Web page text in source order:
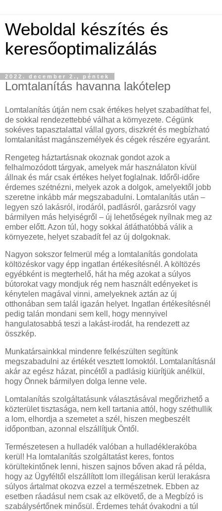
Weboldal készítés és
keresőoptimalizálás
2022. december 2., péntek
Lomtalanítás havanna lakótelep
Lomtalanítás útján nem csak értékes helyet szabadíthat fel,
de sokkal rendezettebbé válhat a környezete. Cégünk
sokéves tapasztalattal vállal gyors, diszkrét és megbízható
lomtalanítást magánszemélyek és cégek részére egyaránt.
Rengeteg háztartásnak okoznak gondot azok a
felhalmozódott tárgyak, amelyek már használaton kívül
állnak és már csak értékes helyet foglalnak. Időről-időre
érdemes szétnézni, melyek azok a dolgok, amelyektől jobb
szeretne inkább már megszabadulni. Lomtalanítás után –
legyen szó lakásról, irodáról, padlásról, garázsról vagy
bármilyen más helyiségről – új lehetőségek nyílnak meg az
ember előtt. Azon túl, hogy sokkal átláthatóbbá válik a
környezete, helyet szabadít fel az új dolgoknak.
Nagyon sokszor felmerül még a lomtalanítás gondolata
költözéskor vagy épp ingatlan értékesítésnél. A költözés
egyébként is megterhelő, hát ha még azokat a súlyos
bútorokat vagy mondjuk rég nem használt edényeket is
kénytelen magával vinni, amelyeknek aztán az új
otthonában sem talál igazán helyet. Ingatlan értékesítésnél
pedig talán mondani sem kell, hogy mennyivel
hangulatosabbá teszi a lakást-irodát, ha rendezett az
összkép.
Munkatársainkkal mindenre felkészülten segítünk
megszabadulni az értékét vesztett lomoktól. Lomtalanításnál
akár az egész házat, pincétől a padlásig kiürítjük anélkül,
hogy Önnek bármilyen dolga lenne vele.
Lomtalanítás szolgáltatásunk választásával megőrizhető a
közterület tisztasága, nem kell tartania attól, hogy széthullik
a lom, elhordja a szemetet a szél, hiszen megbeszélt
időpontban, azonnal elszállítjuk Öntől.
Természetesen a hulladék valóban a hulladéklerakóba
kerül! Ha lomtalanítás szolgáltatást keres, fontos
körültekintőnek lenni, hiszen sajnos bőven akad rá példa,
hogy az Ügyféltől elszállított lom illegálisan kerül lerakásra
súlyos ártalmat okozva ezzel a természetnek. Ebben az
esetben ráadásul nem csak az elkövető, de a Megbízó is
szabálysértőnek minősül. Érdemes tehát óvakodni a túl